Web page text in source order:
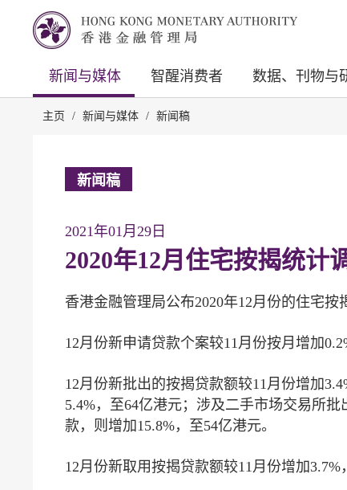
新闻与媒体 智醒消费者 数据、刊物与
主页 / 新闻与媒体 / 新闻稿
新闻稿
2021年01月29日
2020年12月住宅按揭统计
香港金融管理局公布2020年12月份的住宅按
12月份新申请贷款个案较11月份按月增加
12月份新批出的按揭贷款额较11月份增加
5.4%，至64亿港元；涉及二手市场交易所
款，则增加15.8%，至54亿港元。
12月份新取用按揭贷款额较11月份增加3.7%